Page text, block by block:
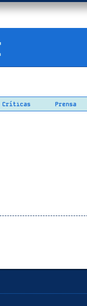
Críticas Prensa